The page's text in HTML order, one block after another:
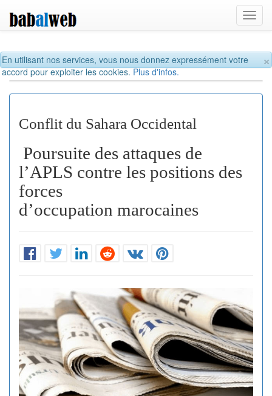
×
En utilisant nos services, vous nous donnez expressément votre
accord pour exploiter les cookies.Plus d'infos.
Conflit du Sahara Occidental
Poursuite des attaques de
l’APLS contre les positions des
forces
d’occupation marocaines